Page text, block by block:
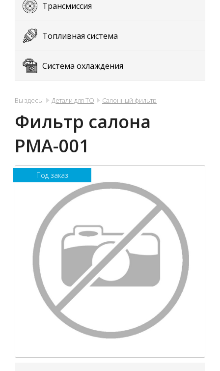
Трансмиссия
Топливная система
Система охлаждения
Вы здесь: Детали для ТО Салонный фильтр
Фильтр салона
PMА-001
Под заказ